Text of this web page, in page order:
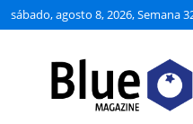
sábado, agosto 8, 2026, Semana